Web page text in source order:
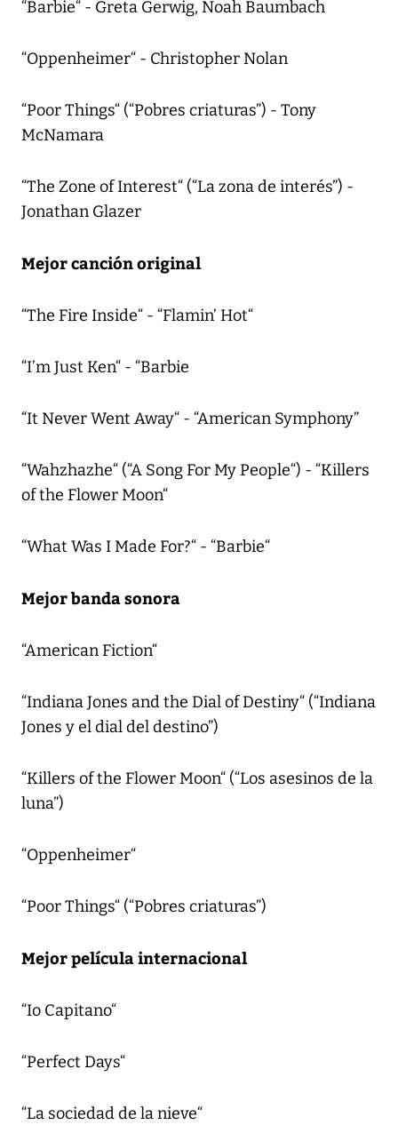
“Barbie“ - Greta Gerwig, Noah Baumbach
“Oppenheimer“ - Christopher Nolan
“Poor Things“ (“Pobres criaturas”) - Tony
McNamara
“The Zone of Interest“ (“La zona de interés”) -
Jonathan Glazer
Mejor canción original
“The Fire Inside“ - “Flamin’ Hot“
“I’m Just Ken“ - “Barbie
“It Never Went Away“ - “American Symphony”
“Wahzhazhe“ (“A Song For My People“) - “Killers
of the Flower Moon“
“What Was I Made For?“ - “Barbie“
Mejor banda sonora
“American Fiction“
“Indiana Jones and the Dial of Destiny“ (“Indiana
Jones y el dial del destino”)
“Killers of the Flower Moon“ (“Los asesinos de la
luna”)
“Oppenheimer“
“Poor Things“ (“Pobres criaturas”)
Mejor película internacional
“Io Capitano“
“Perfect Days“
“La sociedad de la nieve“